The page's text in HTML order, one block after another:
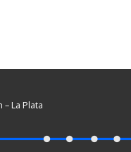
La Plata